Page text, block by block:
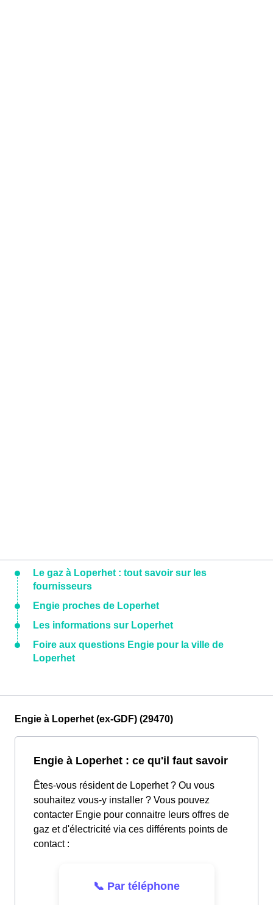
Le gaz à Loperhet : tout savoir sur les
fournisseurs
Engie proches de Loperhet
Les informations sur Loperhet
Foire aux questions Engie pour la ville de
Loperhet
Engie à Loperhet (ex-GDF) (29470)
Engie à Loperhet : ce qu'il faut savoir
Êtes-vous résident de Loperhet ? Ou vous
souhaitez vous-y installer ? Vous pouvez
contacter Engie pour connaitre leurs offres de
gaz et d'électricité via ces différents points de
contact :
📞 Par téléphone